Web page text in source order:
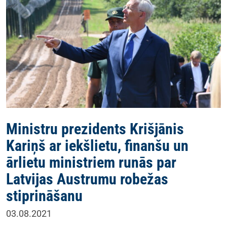
Ministru prezidents Krišjānis
Kariņš ar iekšlietu, finanšu un
ārlietu ministriem runās par
Latvijas Austrumu robežas
stiprināšanu
03.08.2021